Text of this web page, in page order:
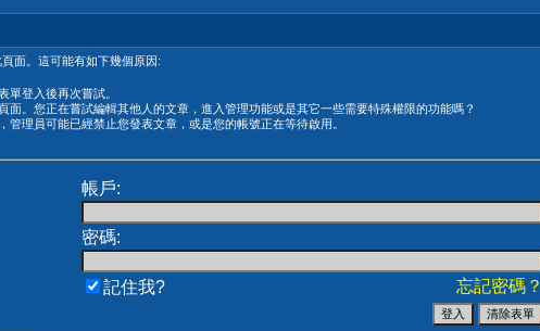
面。這可能有如下幾個原因:
單登入後再次嘗試。
面。您正在嘗試編輯其他人的文章，進入管理功能或是其它一些需要特殊權限的功能嗎？
管理員可能已經禁止您發表文章，或是您的帳號正在等待啟用。
帳戶:
密碼:
忘記密碼？
記住我?